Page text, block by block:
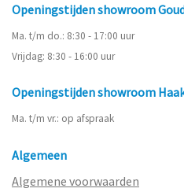
Openingstijden showroom
Ma. t/m do.: 8:30 - 17:00 uur
Vrijdag: 8:30 - 16:00 uur
Openingstijden showroom
Ma. t/m vr.: op afspraak
Algemeen
Algemene voorwaarden